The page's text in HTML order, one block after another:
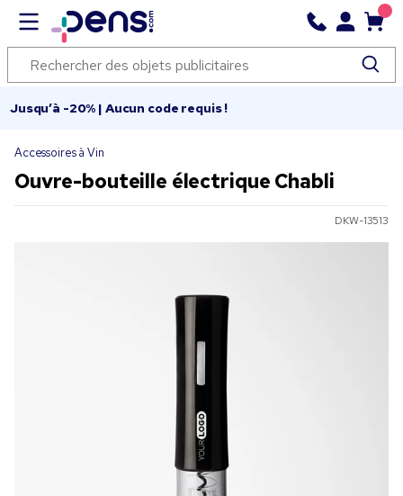
Jusqu’à -20% | Aucun code requis !
Accessoires à Vin
Ouvre-bouteille électrique Chabli
DKW-13513